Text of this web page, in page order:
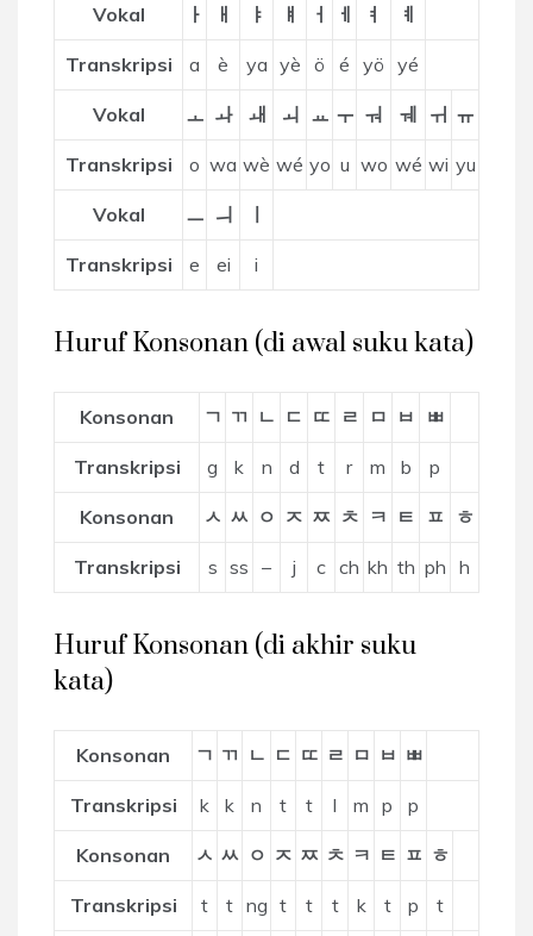
Vokal ㅏ ㅐ ㅑ ㅒ ㅓ ㅔ ㅕ ㅖ
Transkripsi a è ya yè ö é yö yé
Vokal ㅗ ㅘ ㅙ ㅚ ㅛ ㅜ ㅝ ㅞ ㅟ ㅠ
Transkripsi o wa wè wé yo u wo wé wi yu
Vokal ㅡ ㅢ ㅣ
Transkripsi e ei i
Huruf Konsonan (di awal suku kata)
Konsonan ㄱ ㄲ ㄴ ㄷ ㄸ ㄹ ㅁ ㅂ ㅃ
Transkripsi g k n d t r m b p
Konsonan ㅅ ㅆ ㅇ ㅈ ㅉ ㅊ ㅋ ㅌ ㅍ ㅎ
Transkripsi s ss – j c ch kh th ph h
Huruf Konsonan (di akhir suku
kata)
Konsonan ㄱ ㄲ ㄴ ㄷ ㄸ ㄹ ㅁ ㅂ ㅃ
Transkripsi k k n t t l m p p
Konsonan ㅅ ㅆ ㅇ ㅈ ㅉ ㅊ ㅋ ㅌ ㅍ ㅎ
Transkripsi t t ng t t t k t p t